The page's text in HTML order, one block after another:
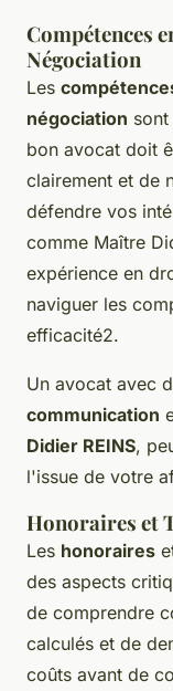
Compétences
Négociation
Les
négociation
bon avocat doit
clairement et de
défendre vos
comme Maître
expérience en
naviguer les
efficacité2.
Un avocat avec
communication
Didier REINS,
l'issue de votre
Honoraires et
Les honoraires
des aspects
de comprendre
calculés et de
coûts avant de